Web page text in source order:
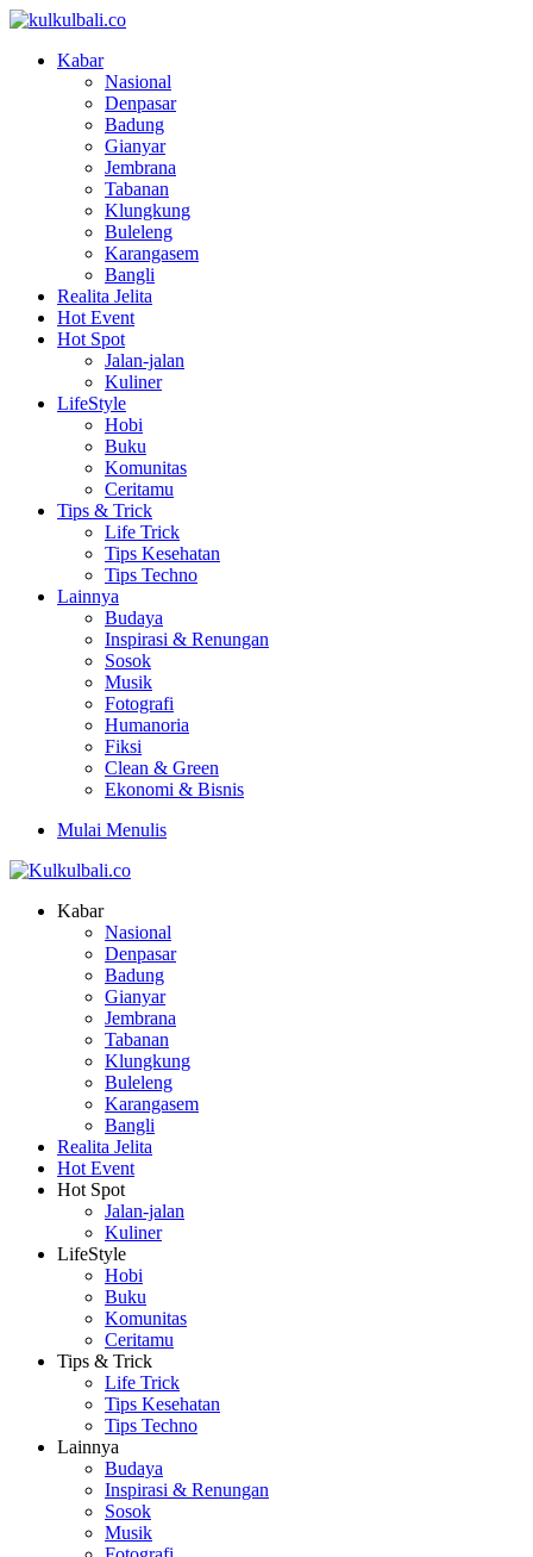
Kabar
Nasional
Denpasar
Badung
Gianyar
Jembrana
Tabanan
Klungkung
Buleleng
Karangasem
Bangli
Realita Jelita
Hot Event
Hot Spot
Jalan-jalan
Kuliner
LifeStyle
Hobi
Buku
Komunitas
Ceritamu
Tips & Trick
Life Trick
Tips Kesehatan
Tips Techno
Lainnya
Budaya
Inspirasi & Renungan
Sosok
Musik
Fotografi
Humanoria
Fiksi
Clean & Green
Ekonomi & Bisnis
Mulai Menulis
Kabar
Nasional
Denpasar
Badung
Gianyar
Jembrana
Tabanan
Klungkung
Buleleng
Karangasem
Bangli
Realita Jelita
Hot Event
Hot Spot
Jalan-jalan
Kuliner
LifeStyle
Hobi
Buku
Komunitas
Ceritamu
Tips & Trick
Life Trick
Tips Kesehatan
Tips Techno
Lainnya
Budaya
Inspirasi & Renungan
Sosok
Musik